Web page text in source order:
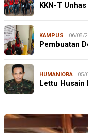
KKN-T
KAMPUS 06/08/
Pembuatan
HUMANIORA 05/
Lettu Husain